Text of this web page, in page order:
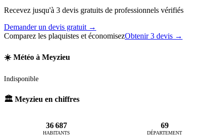
Recevez jusqu'à 3 devis gratuits de professionnels vérifiés
Demander un devis gratuit →
Comparez les plaquistes et économisezObtenir 3 devis →
☀️ Météo à Meyzieu
Indisponible
🏛️ Meyzieu en chiffres
36 687
HABITANTS
69
DÉPARTEMENT